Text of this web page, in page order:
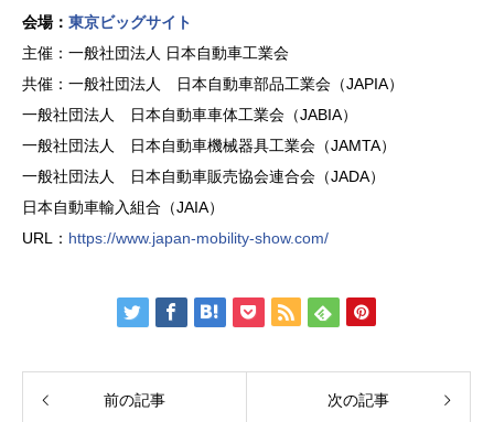
会場： 東京ビッグサイト
主催：一般社団法人 日本自動車工業会
共催：一般社団法人 日本自動車部品工業会（JAPIA）
一般社団法人 日本自動車車体工業会（JABIA）
一般社団法人 日本自動車機械器具工業会（JAMTA）
一般社団法人 日本自動車販売協会連合会（JADA）
日本自動車輸入組合（JAIA）
URL： https://www.japan-mobility-show.com/
前の記事 次の記事